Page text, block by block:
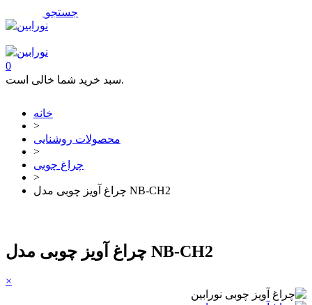
جستجو
0
سبد خرید شما خالی است.
خانه
>
محصولات روشنایی
>
چراغ چوبی
>
چراغ آویز چوبی مدل NB-CH2
چراغ آویز چوبی مدل NB-CH2
×